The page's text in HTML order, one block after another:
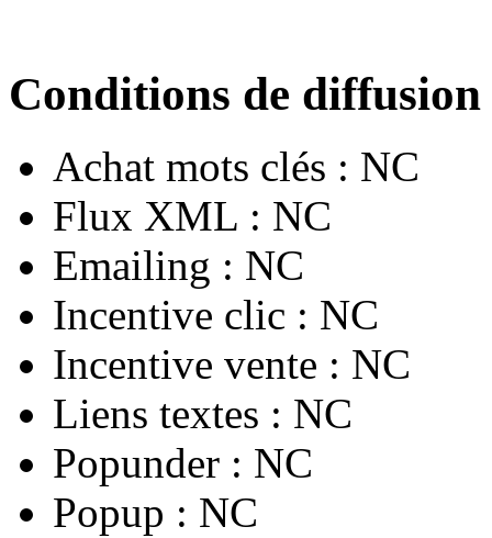
Conditions de diffusion
Achat mots clés : NC
Flux XML : NC
Emailing : NC
Incentive clic : NC
Incentive vente : NC
Liens textes : NC
Popunder : NC
Popup : NC